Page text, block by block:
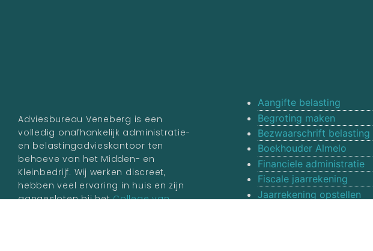
Adviesbureau Veneberg is een
volledig onafhankelijk administratie-
en belastingadvieskantoor ten
behoeve van het Midden- en
Kleinbedrijf. Wij werken discreet,
hebben veel ervaring in huis en zijn
aangesloten bij hetCollege van
Aangifte belasting
Begroting maken
Bezwaarschrift belasting
Boekhouder Almelo
Financiele administratie
Fiscale jaarrekening
Jaarrekening opstellen